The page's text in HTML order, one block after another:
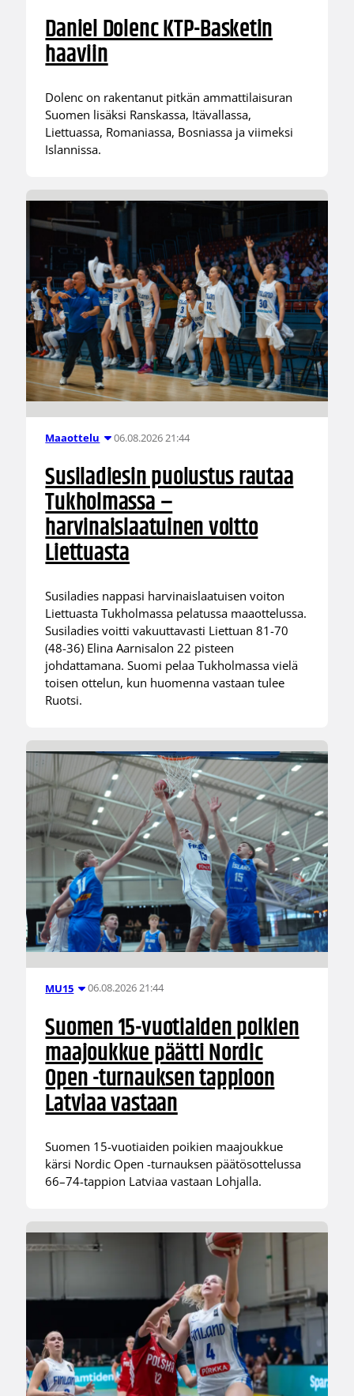
Daniel Dolenc KTP-Basketin
haaviin
Dolenc on rakentanut pitkän ammattilaisuran
Suomen lisäksi Ranskassa, Itävallassa,
Liettuassa, Romaniassa, Bosniassa ja viimeksi
Islannissa.
Maaottelu 06.08.2026 21:44
Susiladiesin puolustus rautaa
Tukholmassa –
harvinaislaatuinen voitto
Liettuasta
Susiladies nappasi harvinaislaatuisen voiton
Liettuasta Tukholmassa pelatussa maaottelussa.
Susiladies voitti vakuuttavasti Liettuan 81-70
(48-36) Elina Aarnisalon 22 pisteen
johdattamana. Suomi pelaa Tukholmassa vielä
toisen ottelun, kun huomenna vastaan tulee
Ruotsi.
MU15 06.08.2026 21:44
Suomen 15-vuotiaiden poikien
maajoukkue päätti Nordic
Open -turnauksen tappioon
Latviaa vastaan
Suomen 15-vuotiaiden poikien maajoukkue
kärsi Nordic Open -turnauksen päätösottelussa
66–74-tappion Latviaa vastaan Lohjalla.